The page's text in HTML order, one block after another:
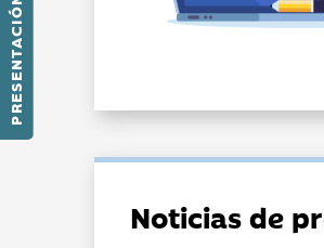
PRESENTACIÓN
Noticias de